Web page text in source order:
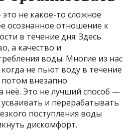
не какое-то сложное
осознанное отношение к
в течение дня. Здесь
а качество и
воды. Многие из нас
не пьют воду в течение
внезапно
неё. Это не лучший способ —
и перерабатывать
поступления воды
дискомфорт.